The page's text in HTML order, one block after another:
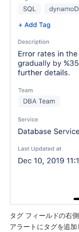
タグ フィールドの右
アラートにタグを追加